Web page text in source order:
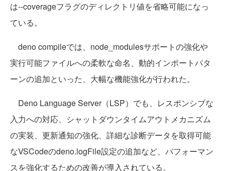
は--coverageフラグのディレクトリ値を省略可能になっ
ている。
deno compileでは、node_modulesサポートの強化や
実行可能ファイルへの柔軟な命名、動的インポートパタ
ーンの追加といった、大幅な機能強化が行われた。
Deno Language Server（LSP）でも、レスポンシブな
入力への対応、シャットダウンタイムアウトメカニズム
の実装、更新通知の強化、詳細な診断データを取得可能
なVSCodeのdeno.logFile設定の追加など、パフォーマン
スを強化するための改善が導入されている。